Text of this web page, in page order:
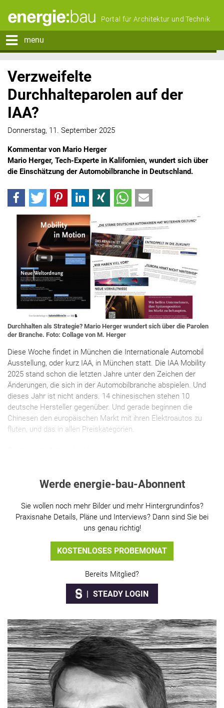
Portal für Architektur und Technik
menu
Verzweifelte
Durchhalteparolen auf der
IAA?
Donnerstag, 11. September 2025
Kommentar von Mario Herger
Mario Herger, Tech-Experte in Kalifornien, wundert sich über
die Einschätzung der Automobilbranche in Deutschland.
Durchhalten als Strategie? Mario Herger wundert sich über die Parolen
der Branche. Foto: Collage von M. Herger
Diese Woche findet in München die Internationale Automobil
Ausstellung, oder kurz IAA, in München statt. Die IAA Mobility
2025 stand schon die letzten Jahre unter den Zeichen der
Änderungen, die sich in der Automobilbranche abspielen. Und
dieses Jahr ist nicht anders. 14 chinesischen stehen 10
deutsche Hersteller gegenüber. Und gerade beginnen die
Chinesen den europäischen Markt mit ihren Elektroautos zu
fluten, und das in allen Preiskategorien.
Werde energie-bau-Abonnent
Sie wollen noch mehr Bilder und mehr Hintergrundinfos?
Praxisnahe Details, Pläne und Interviews? Dann sind Sie bei
uns genau richtig!
KOSTENLOSES PROBEMONAT
Bereits Mitglied?
STEADY LOGIN